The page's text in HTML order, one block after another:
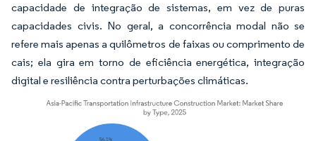
capacidade de integração de sistemas, em vez de puras
capacidades civis. No geral, a concorrência modal não se
refere mais apenas a quilômetros de faixas ou comprimento de
cais; ela gira em torno de eficiência energética, integração
digital e resiliência contra perturbações climáticas.